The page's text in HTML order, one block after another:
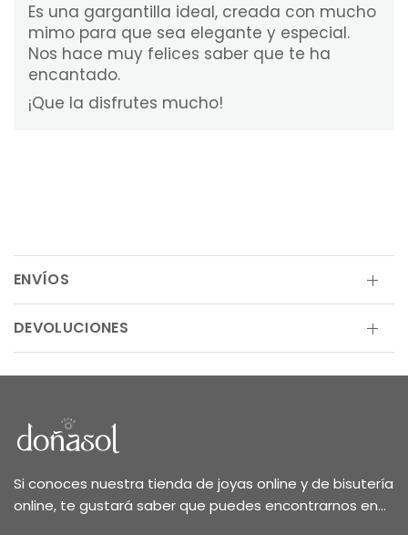
Es una gargantilla ideal, creada con mucho
mimo para que sea elegante y especial.
Nos hace muy felices saber que te ha
encantado.
¡Que la disfrutes mucho!
ENVÍOS
DEVOLUCIONES
Si conoces nuestra tienda de joyas online y de bisutería
online, te gustará saber que puedes encontrarnos en...